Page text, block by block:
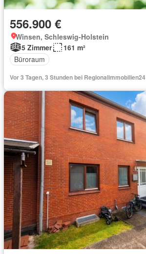
556.900 €
Winsen, Schleswig-Holstein
5 Zimmer
161 m²
Büroraum
Vor 3 Tagen, 3 Stunden bei Regionalimmobilien24